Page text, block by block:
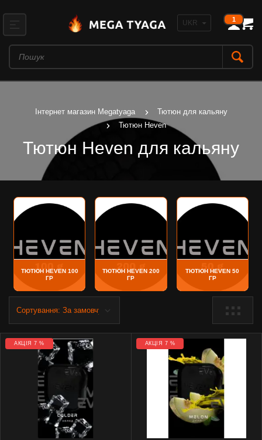
1
Інтернет магазин Megatyaga
Тютюн для кальяну
Тютюн Heven
Тютюн Heven для кальяну
ТЮТЮН HEVEN 100
ГР
ТЮТЮН HEVEN 200
ГР
ТЮТЮН HEVEN 50
ГР
АКЦІЯ 7 % АКЦІЯ 7 %